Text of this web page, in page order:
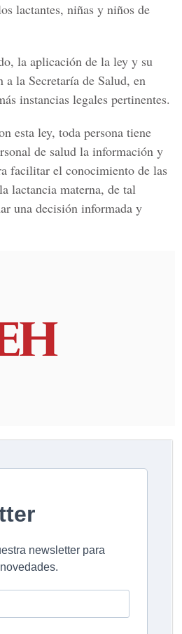
lactantes, niñas y niños de
la aplicación de la ley y su
a la Secretaría de Salud, en
instancias legales pertinentes.
esta ley, toda persona tiene
de salud la información y
facilitar el conocimiento de las
lactancia materna, de tal
una decisión informada y